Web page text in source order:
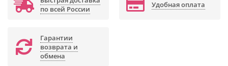
по всей России
Удобная оплата
Гарантии
возврата и
обмена